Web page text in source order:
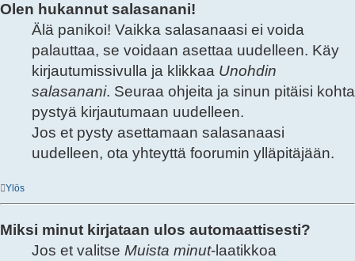
Olen hukannut salasanani!
Älä panikoi! Vaikka salasanaasi ei voida
palauttaa, se voidaan asettaa uudelleen. Käy
kirjautumissivulla ja klikkaa Unohdin
salasanani. Seuraa ohjeita ja sinun pitäisi kohta
pystyä kirjautumaan uudelleen.
Jos et pysty asettamaan salasanaasi
uudelleen, ota yhteyttä foorumin ylläpitäjään.
Ylös
Miksi minut kirjataan ulos automaattisesti?
Jos et valitse Muista minut-laatikkoa